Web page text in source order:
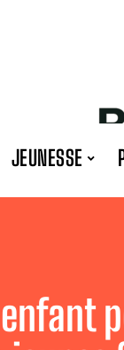
JEUNESSE